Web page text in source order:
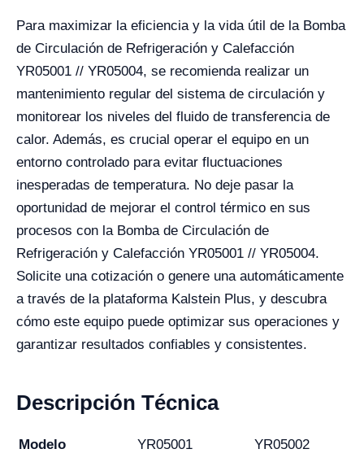
Para maximizar la eficiencia y la vida útil de la Bomba
de Circulación de Refrigeración y Calefacción
YR05001 // YR05004, se recomienda realizar un
mantenimiento regular del sistema de circulación y
monitorear los niveles del fluido de transferencia de
calor. Además, es crucial operar el equipo en un
entorno controlado para evitar fluctuaciones
inesperadas de temperatura. No deje pasar la
oportunidad de mejorar el control térmico en sus
procesos con la Bomba de Circulación de
Refrigeración y Calefacción YR05001 // YR05004.
Solicite una cotización o genere una automáticamente
a través de la plataforma Kalstein Plus, y descubra
cómo este equipo puede optimizar sus operaciones y
garantizar resultados confiables y consistentes.
Descripción Técnica
Modelo YR05001
YR05002